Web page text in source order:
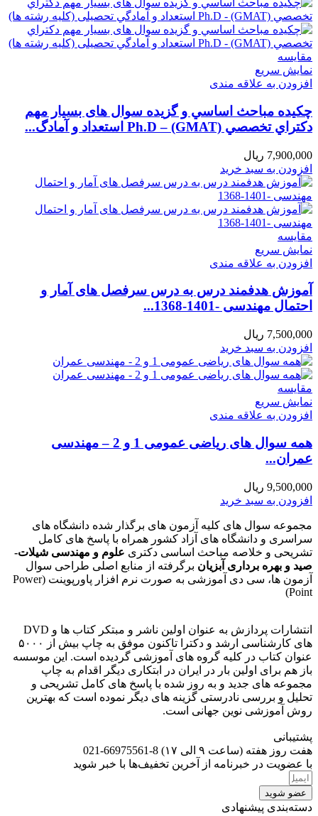
مقايسه
نمایش سریع
افزودن به علاقه مندی
چکیده مباحث اساسي و گزیده سوال های بسیار مهم
دكتراي تخصصي Ph.D – (GMAT) استعداد و آمادگ...
7,900,000 ریال
افزودن به سبد خرید
مقايسه
نمایش سریع
افزودن به علاقه مندی
آموزش هدفمند درس به درس سرفصل های آمار و
احتمال مهندسی -1401-1368...
7,500,000 ریال
افزودن به سبد خرید
مقايسه
نمایش سریع
افزودن به علاقه مندی
همه سوال های ریاضی عمومی 1 و 2 – مهندسی
عمران...
9,500,000 ریال
افزودن به سبد خرید
مجموعه سوال های کلیه آزمون های برگذار شده دانشگاه های
سراسری و دانشگاه های آزاد کشور همراه با پاسخ های کامل
تشریحی و خلاصه مباحث اساسی دکتری علوم و مهندسی شیلات-
صید و بهره برداری آبزیان برگرفته از منابع اصلی طراحی سوال
آزمون ها، سی دی آموزشی به صورت نرم افزار پاورپوینت (Power
Point)
انتشارات پردازش به عنوان اولین ناشر و مبتکر کتاب ها و DVD
های کارشناسی ارشد و دکترا تاکنون موفق به چاپ بیش از ۵۰۰۰
عنوان کتاب در کلیه گروه های آموزشی گردیده است. این موسسه
باز هم برای اولین بار در ایران در ابتکاری دیگر اقدام به چاپ
مجموعه های جدید و به روز شده با پاسخ های کامل تشریحی و
تحلیل و بررسی نادرستی گزینه های دیگر نموده است که بهترین
روش آموزشی نوین جهانی است.
پشتیبانی
هفت روز هفته (ساعت ۹ الی ۱۷) 8-66975561-021
با عضویت در خبرنامه از آخرین تخفیف‌ها با خبر شوید
عضو شوید
دسته‌بندی پیشنهادی